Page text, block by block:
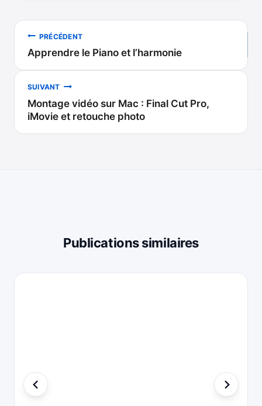
Navigation
de
l’article
PRÉCÉDENT
Apprendre le Piano et l’harmonie
SUIVANT
Montage vidéo sur Mac : Final Cut Pro,
iMovie et retouche photo
Publications similaires